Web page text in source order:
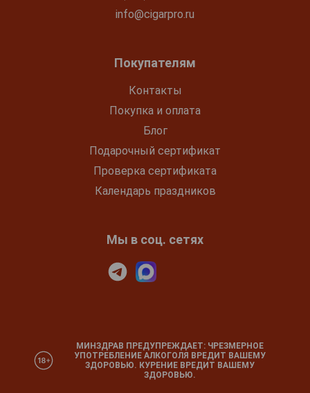
info@cigarpro.ru
Покупателям
Контакты
Покупка и оплата
Блог
Подарочный сертификат
Проверка сертификата
Календарь праздников
Мы в соц. сетях
МИНЗДРАВ ПРЕДУПРЕЖДАЕТ: ЧРЕЗМЕРНОЕ
УПОТРЕБЛЕНИЕ АЛКОГОЛЯ ВРЕДИТ ВАШЕМУ
ЗДОРОВЬЮ. КУРЕНИЕ ВРЕДИТ ВАШЕМУ
ЗДОРОВЬЮ.